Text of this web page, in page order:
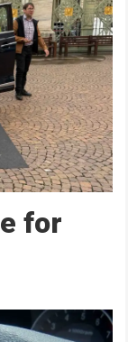
for